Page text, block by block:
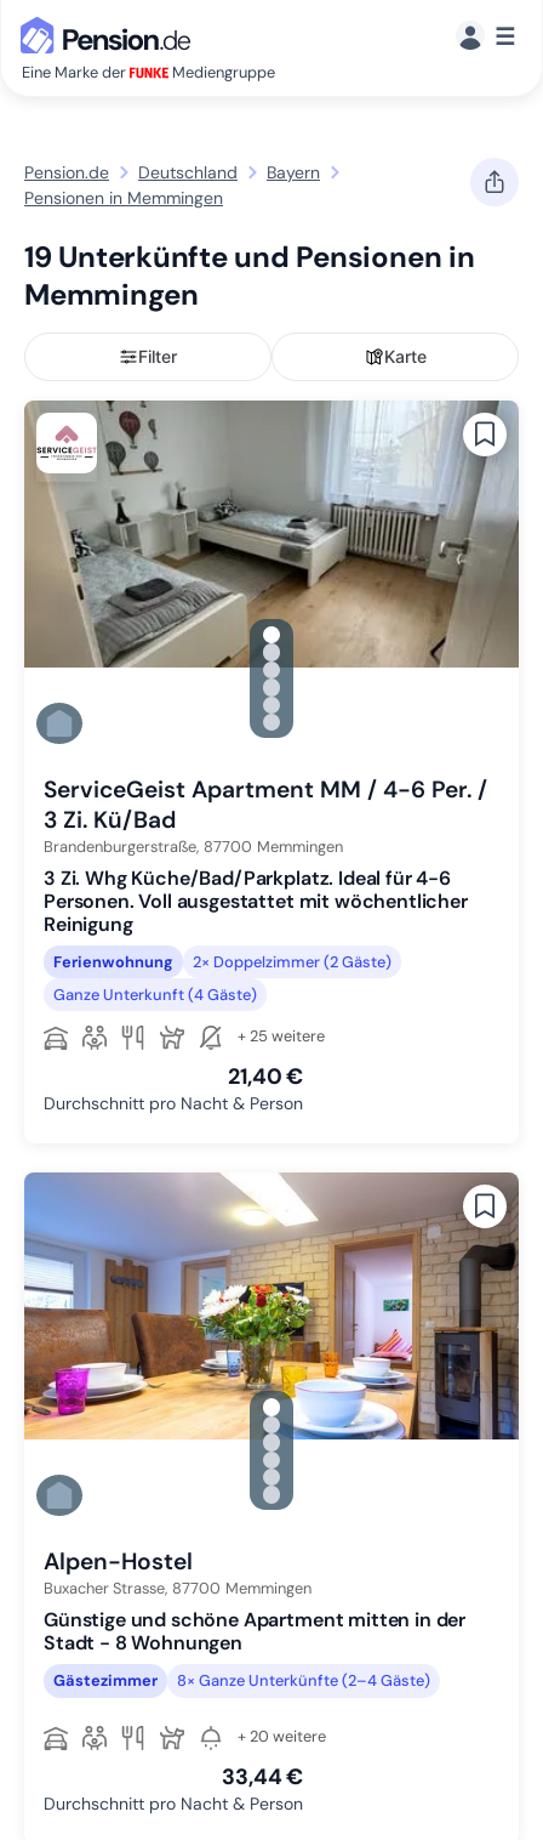
Eine Marke der Mediengruppe
☰
Pension.de Deutschland
Bayern
Pensionen in Memmingen
19 Unterkünfte und Pensionen in
Memmingen
Filter Karte
gallery.slide_selector
Zu Slide 1 wechseln
Zu Slide 2 wechseln
Zu Slide 3 wechseln
Zu Slide 4 wechseln
Zu Slide 5 wechseln
Zu Slide 6 wechseln
ServiceGeist Apartment MM / 4-6 Per. /
3 Zi. Kü/Bad
Brandenburgerstraße, 87700 Memmingen
3 Zi. Whg Küche/Bad/Parkplatz. Ideal für 4-6
Personen. Voll ausgestattet mit wöchentlicher
Reinigung
Ferienwohnung
2× Doppelzimmer (2 Gäste)
Ganze Unterkunft (4 Gäste)
+ 25 weitere
21,40 €
Durchschnitt pro Nacht & Person
gallery.slide_selector
Zu Slide 1 wechseln
Zu Slide 2 wechseln
Zu Slide 3 wechseln
Zu Slide 4 wechseln
Zu Slide 5 wechseln
Zu Slide 6 wechseln
Alpen-Hostel
Buxacher Strasse, 87700 Memmingen
Günstige und schöne Apartment mitten in der
Stadt - 8 Wohnungen
Gästezimmer 8× Ganze Unterkünfte (2–4 Gäste)
+ 20 weitere
33,44 €
Durchschnitt pro Nacht & Person